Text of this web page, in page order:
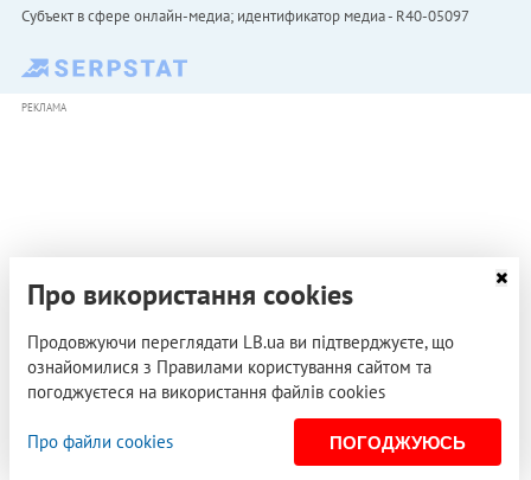
Субъект в сфере онлайн-медиа; идентификатор медиа - R40-05097
РЕКЛАМА
Про використання cookies
Продовжуючи переглядати LB.ua ви підтверджуєте, що
ознайомилися з Правилами користування сайтом та
погоджуєтеся на використання файлів cookies
Про файли cookies ПОГОДЖУЮСЬ